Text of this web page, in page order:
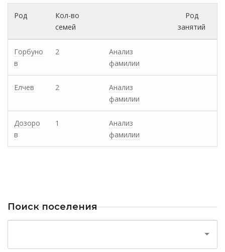
Род
Кол-во
семей
Род
занятий
Горбуно
в
2
Анализ
фамилии
Елчев 2
Анализ
фамилии
Дозоро
в
1
Анализ
фамилии
Поиск поселения